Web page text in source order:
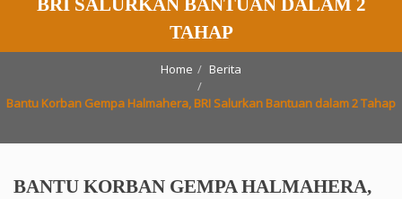
BRI SALURKAN BANTUAN DALAM 2
TAHAP
Home Berita
Bantu Korban Gempa Halmahera, BRI Salurkan Bantuan dalam 2 Tahap
BANTU KORBAN GEMPA HALMAHERA,